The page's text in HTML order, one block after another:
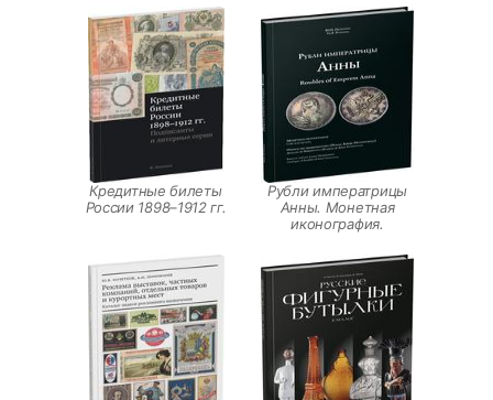
Кредитные билеты
России 1898–1912 гг.
Рубли императрицы
Анны. Монетная
иконография.